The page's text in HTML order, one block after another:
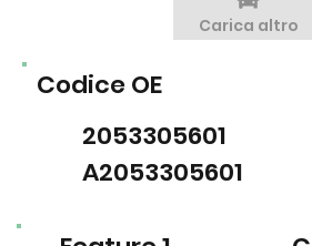
Codice OE
2053305601
A2053305601
Carica altro